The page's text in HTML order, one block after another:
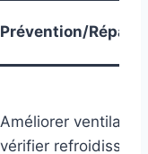
Prévention/
Améliorer
vérifier